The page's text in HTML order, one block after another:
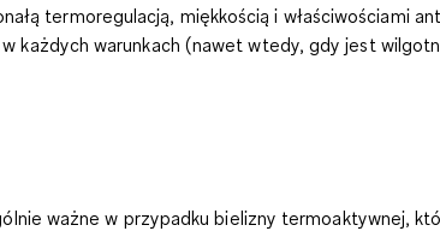
termoregulacją, miękkością i właściwościami
każdych warunkach (nawet wtedy, gdy jest
ważne w przypadku bielizny termoaktywnej,